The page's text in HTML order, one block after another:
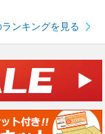
ンキングを見る